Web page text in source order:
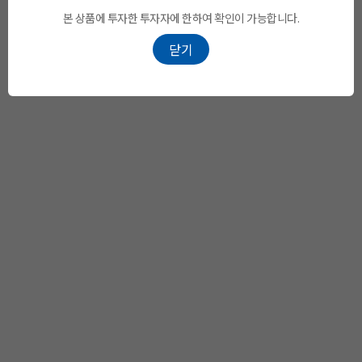
본 상품에 투자한 투자자에 한하여 확인이 가능합니다.
닫기